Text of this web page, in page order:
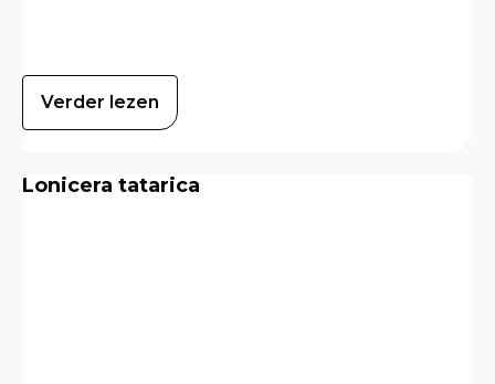
Verder lezen
Lonicera tatarica